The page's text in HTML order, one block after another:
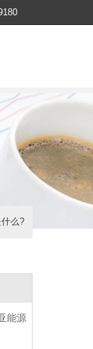
么?
能源